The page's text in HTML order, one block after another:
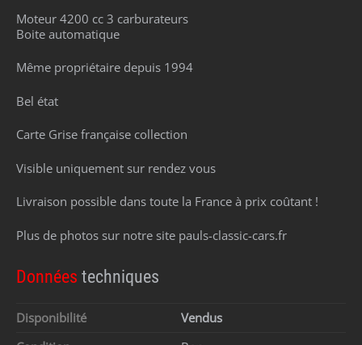
Moteur 4200 cc 3 carburateurs
Boite automatique
Même propriétaire depuis 1994
Bel état
Carte Grise française collection
Visible uniquement sur rendez vous
Livraison possible dans toute la France à prix coûtant !
Plus de photos sur notre site pauls-classic-cars.fr
Données techniques
Disponibilité
Vendus